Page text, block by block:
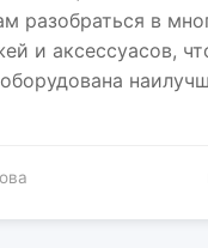
разобраться в
и аксессуасов,